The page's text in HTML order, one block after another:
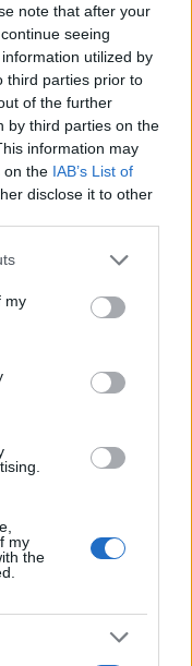
note that after your
seeing
utilized by
third parties prior to
of the further
by third parties on the
information may
on the IAB’s List of
disclose it to other
or more Google
You may click to
third-party tags to
in below Google
my
my
the
ángulos y su…
públicas
a través…